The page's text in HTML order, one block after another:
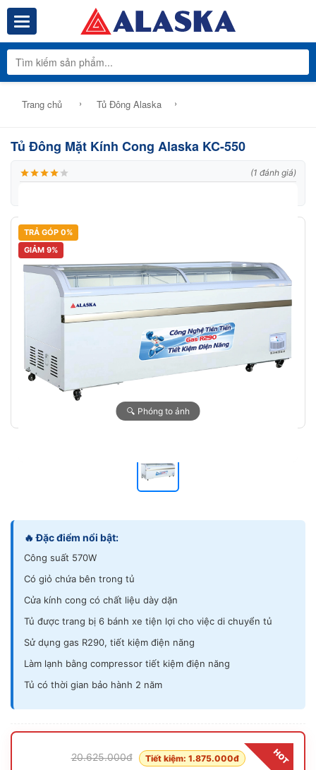
Toggle navigation Tổng Kho
Trang chủ › Tủ Đông Alaska ›
TRẢ GÓP 0%
GIẢM 9%
🔍 Phóng to ảnh
🔥 Đặc điểm nổi bật:
Công suất 570W
Có giỏ chứa bên trong tủ
Cửa kính cong có chất liệu dày dặn
Tủ được trang bị 6 bánh xe tiện lợi cho việc di chuyển tủ
Sử dụng gas R290, tiết kiệm điện năng
Làm lạnh bằng compressor tiết kiệm điện năng
Tủ có thời gian bảo hành 2 năm
Tủ Đông Mặt Kính Cong Alaska KC-550
(1 đánh giá)
HOT
20.625.000đ Tiết kiệm: 1.875.000đ